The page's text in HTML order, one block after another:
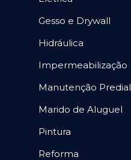
Gesso e Drywall
Hidráulica
Impermeabilização
Manutenção Predial
Marido de Aluguel
Pintura
Reforma